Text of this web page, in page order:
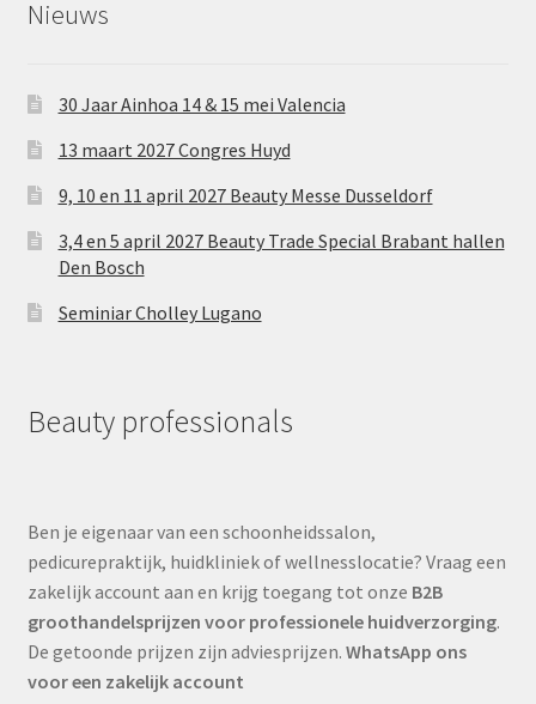
Nieuws
30 Jaar Ainhoa 14 & 15 mei Valencia
13 maart 2027 Congres Huyd
9, 10 en 11 april 2027 Beauty Messe Dusseldorf
3,4 en 5 april 2027 Beauty Trade Special Brabant hallen
Den Bosch
Seminiar Cholley Lugano
Beauty professionals
Ben je eigenaar van een schoonheidssalon,
pedicurepraktijk, huidkliniek of wellnesslocatie? Vraag een
zakelijk account aan en krijg toegang tot onze B2B
groothandelsprijzen voor professionele huidverzorging.
De getoonde prijzen zijn adviesprijzen. WhatsApp ons
voor een zakelijk account